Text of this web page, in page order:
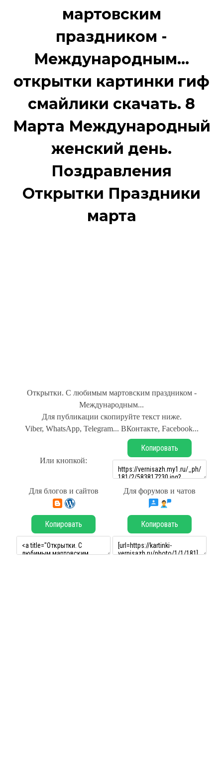
мартовским
праздником -
Международным...
открытки картинки гиф
смайлики скачать. 8
Марта Международный
женский день.
Поздравления
Открытки Праздники
марта
Открытки. С любимым мартовским праздником -
Международным...
Для публикации скопируйте текст ниже.
Viber, WhatsApp, Telegram... ВКонтакте, Facebook...
Или кнопкой:
Копировать
Для блогов и сайтов Для форумов и чатов
Копировать Копировать